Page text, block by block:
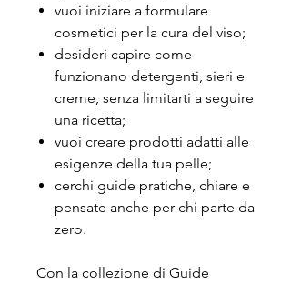
vuoi iniziare a formulare
cosmetici per la cura del viso;
desideri capire come
funzionano detergenti, sieri e
creme, senza limitarti a seguire
una ricetta;
vuoi creare prodotti adatti alle
esigenze della tua pelle;
cerchi guide pratiche, chiare e
pensate anche per chi parte da
zero.
Con la collezione di Guide